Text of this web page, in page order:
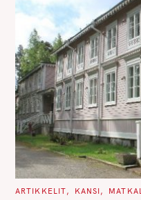
C
ARTIKKELIT KANSI